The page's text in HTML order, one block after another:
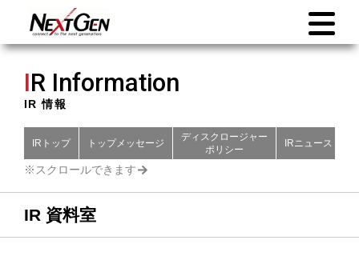
IR Information
IR 情報
IRトップ トップメッセージ
ディスクロージャー
ポリシー
IRニュース
IR 資料室